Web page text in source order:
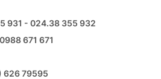
931 - 024.38 355 932
0988 671 671
626 79595